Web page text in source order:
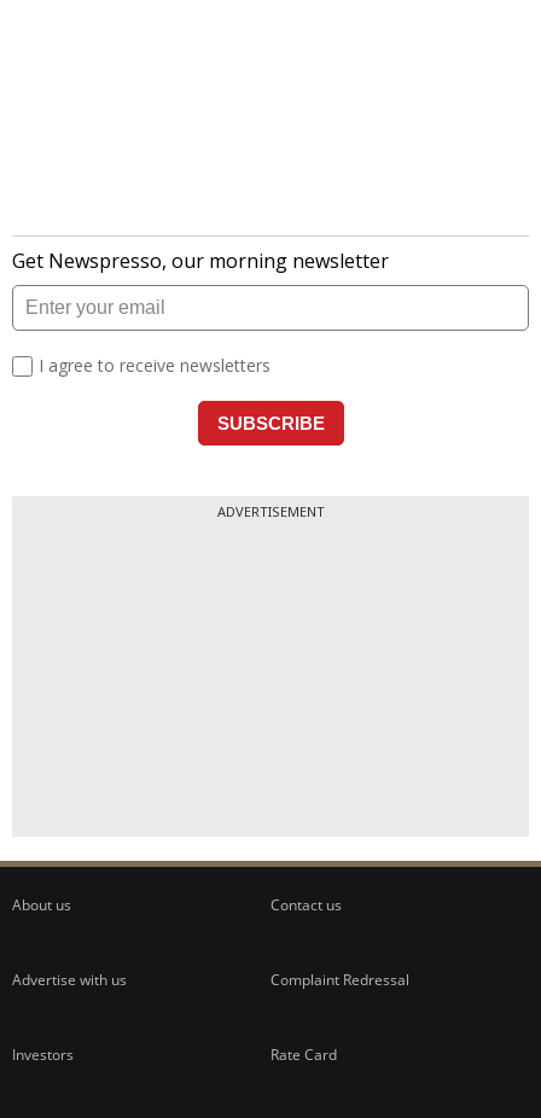
ADVERTISEMENT
About us Contact us
Advertise with us Complaint Redressal
Investors Rate Card